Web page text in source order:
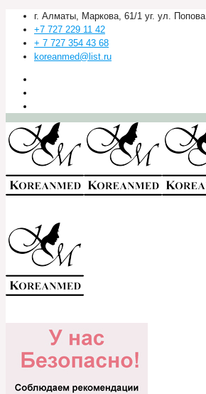
г. Алматы, Маркова, 61/1 уг. ул. Попова
+7 727 229 11 42
+ 7 727 354 43 68
koreanmed@list.ru